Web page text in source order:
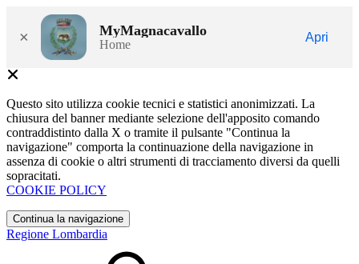
× MyMagnacavallo
Home
Apri
Questo sito utilizza cookie tecnici e statistici anonimizzati. La
chiusura del banner mediante selezione dell'apposito comando
contraddistinto dalla X o tramite il pulsante "Continua la
navigazione" comporta la continuazione della navigazione in
assenza di cookie o altri strumenti di tracciamento diversi da quelli
sopracitati.
COOKIE POLICY
Continua la navigazione
Regione Lombardia